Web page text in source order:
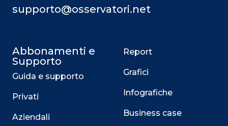
supporto@osservatori.net
Abbonamenti e
Supporto
Guida e supporto
Privati
Aziendali
Report
Grafici
Infografiche
Business case